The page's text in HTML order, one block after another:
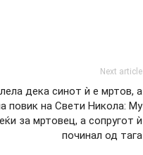
Next article
дека синот ѝ е мртов, а
повик на Свети Никола: Му
за мртовец, а сопругот ѝ
починал од тага